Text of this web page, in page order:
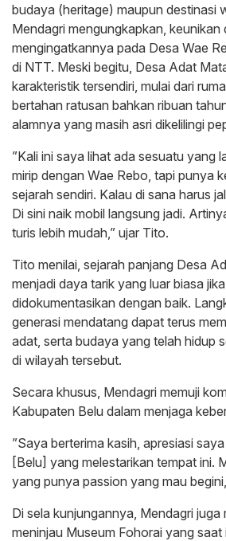
budaya (heritage) maupun destinasi
​Mendagri mengungkapkan, keunikan
mengingatkannya pada Desa Wae
di NTT. Meski begitu, Desa Adat
karakteristik tersendiri, mulai dari
bertahan ratusan bahkan ribuan
alamnya yang masih asri dikelilingi
​”Kali ini saya lihat ada sesuatu yang
mirip dengan Wae Rebo, tapi punya
sejarah sendiri. Kalau di sana harus
Di sini naik mobil langsung jadi.
turis lebih mudah,” ujar Tito.
​Tito menilai, sejarah panjang Desa
menjadi daya tarik yang luar biasa
didokumentasikan dengan baik.
generasi mendatang dapat terus
adat, serta budaya yang telah hidup
di wilayah tersebut.
​Secara khusus, Mendagri memuji
Kabupaten Belu dalam menjaga
​”Saya berterima kasih, apresiasi
[Belu] yang melestarikan tempat ini.
yang punya passion yang mau
​Di sela kunjungannya, Mendagri juga
meninjau Museum Fohorai yang saat